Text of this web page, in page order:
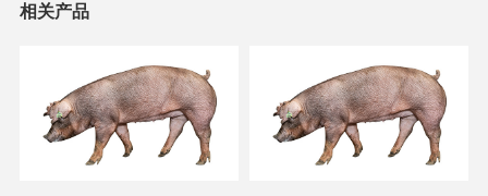
相关产品